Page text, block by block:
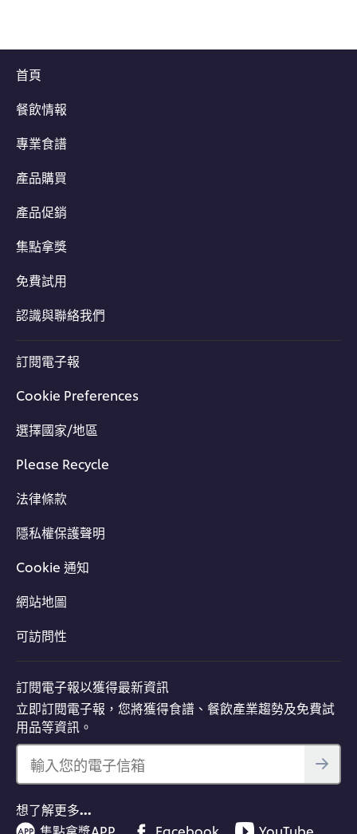
首頁
餐飲情報
專業食譜
產品購買
產品促銷
集點拿獎
免費試用
認識與聯絡我們
訂閱電子報
Cookie Preferences
選擇國家/地區
Please Recycle
法律條款
隱私權保護聲明
Cookie 通知
網站地圖
可訪問性
訂閱電子報以獲得最新資訊
立即訂閱電子報，您將獲得食譜、餐飲產業趨勢及免費試
用品等資訊。
輸入您的電子信箱
想了解更多…